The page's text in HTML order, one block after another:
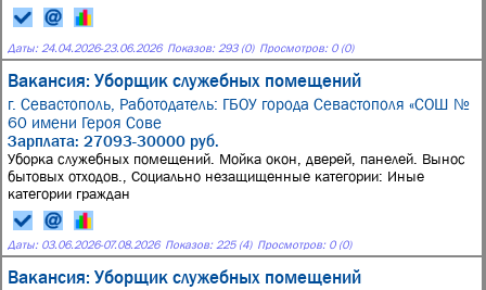
Даты: 24.04.2026-23.06.2026 Показов: 293 (0) Просмотров: 0 (0)
Вакансия: Уборщик служебных помещений
г. Севастополь, Работодатель: ГБОУ города Севастополя «СОШ №
60 имени Героя Сове
Зарплата: 27093-30000 руб.
Уборка служебных помещений. Мойка окон, дверей, панелей. Вынос
бытовых отходов., Социально незащищенные категории: Иные
категории граждан
Даты: 03.06.2026-07.08.2026 Показов: 225 (4) Просмотров: 0 (0)
Вакансия: Уборщик служебных помещений